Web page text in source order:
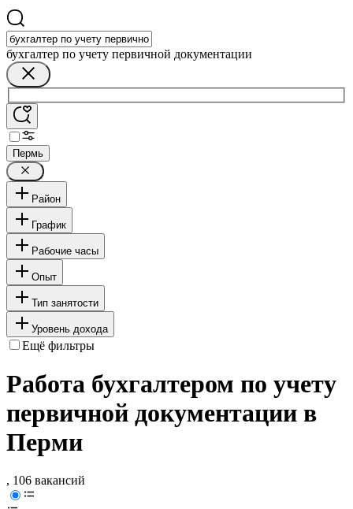
бухгалтер по учету первичной документации
Пермь
Район
График
Рабочие часы
Опыт
Тип занятости
Уровень дохода
Ещё фильтры
Работа бухгалтером по учету
первичной документации в
Перми
, 106 вакансий